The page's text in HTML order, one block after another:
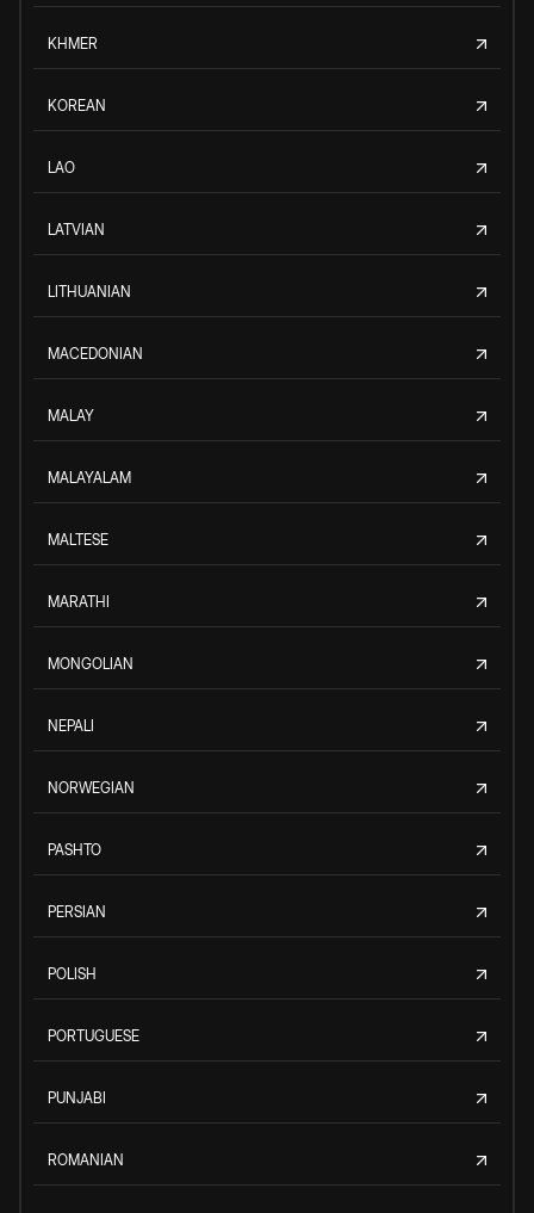
KHMER
KOREAN
LAO
LATVIAN
LITHUANIAN
MACEDONIAN
MALAY
MALAYALAM
MALTESE
MARATHI
MONGOLIAN
NEPALI
NORWEGIAN
PASHTO
PERSIAN
POLISH
PORTUGUESE
PUNJABI
ROMANIAN